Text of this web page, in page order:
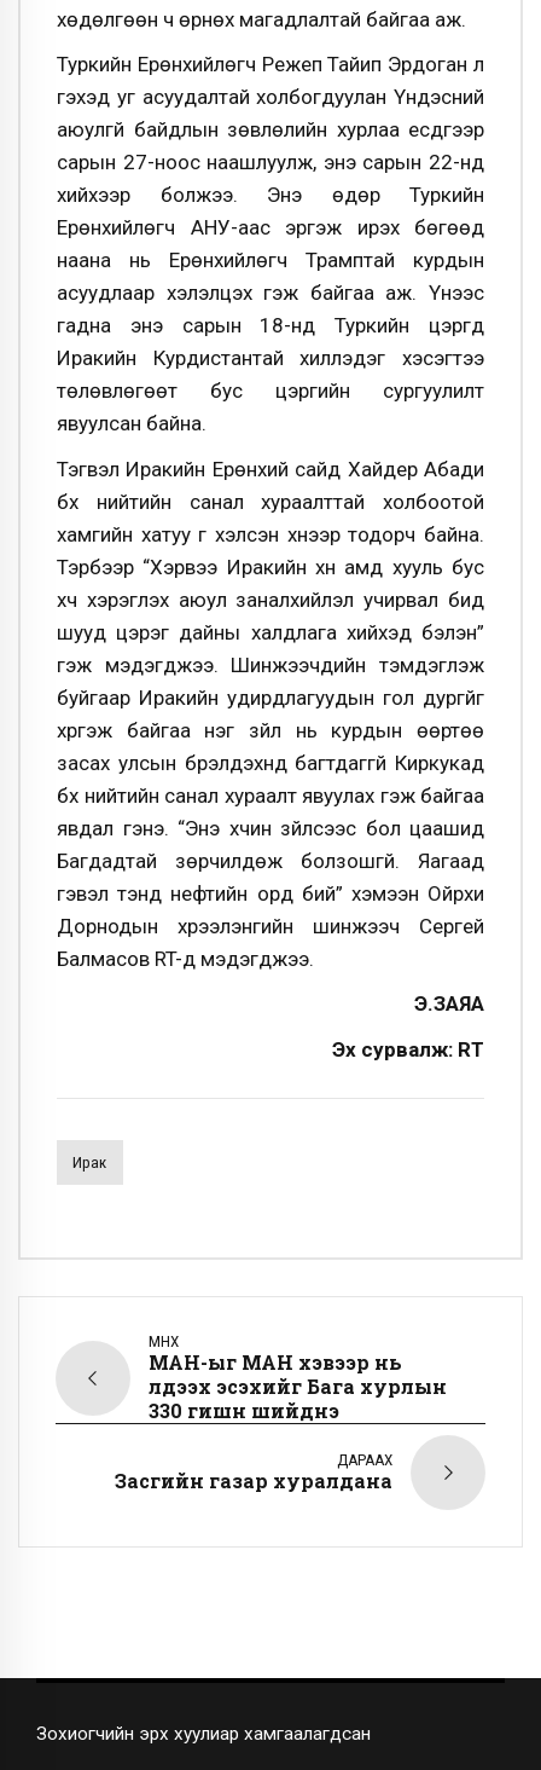
хөдөлгөөн ч өрнөх магадлалтай байгаа аж.
Туркийн Ерөнхийлөгч Режеп Тайип Эрдоган л
гэхэд уг асуудалтай холбогдуулан Үндэсний
аюулгүй байдлын зөвлөлийн хурлаа есдүгээр
сарын 27-ноос наашлуулж, энэ сарын 22-нд
хийхээр болжээ. Энэ өдөр Туркийн
Ерөнхийлөгч АНУ-аас эргэж ирэх бөгөөд
наана нь Ерөнхийлөгч Трамптай курдын
асуудлаар хэлэлцэх гэж байгаа аж. Үүнээс
гадна энэ сарын 18-нд Туркийн цэргүүд
Иракийн Курдистантай хиллэдэг хэсэгтээ
төлөвлөгөөт бус цэргийн сургуулилт
явуулсан байна.
Тэгвэл Иракийн Ерөнхий сайд Хайдер Абади
бүх нийтийн санал хураалттай холбоотой
хамгийн хатуу үг хэлсэн хүнээр тодорч байна.
Тэрбээр “Хэрвээ Иракийн хүн амд хууль бус
хүч хэрэглэх аюул заналхийлэл учирвал бид
шууд цэрэг дайны халдлага хийхэд бэлэн”
гэж мэдэгджээ. Шинжээчдийн тэмдэглэж
буйгаар Иракийн удирдлагуудын гол дургүйг
хүргэж байгаа нэг зүйл нь курдын өөртөө
засах улсын бүрэлдэхүүнд багтдаггүй Киркукад
бүх нийтийн санал хураалт явуулах гэж байгаа
явдал гэнэ. “Энэ хүчин зүйлсээс бол цаашид
Багдадтай зөрчилдөж болзошгүй. Яагаад
гэвэл тэнд нефтийн орд бий” хэмээн Ойрхи
Дорнодын хүрээлэнгийн шинжээч Сергей
Балмасов RT-д мэдэгджээ.
Э.ЗАЯА
Эх сурвалж: RT
Ирак
ӨМНӨХ
МАН-ыг МАН хэвээр нь
үлдээх эсэхийг Бага хурлын
330 гишүүн шийднэ
ДАРААХ
Засгийн газар хуралдана
Зохиогчийн эрх хуулиар хамгаалагдсан